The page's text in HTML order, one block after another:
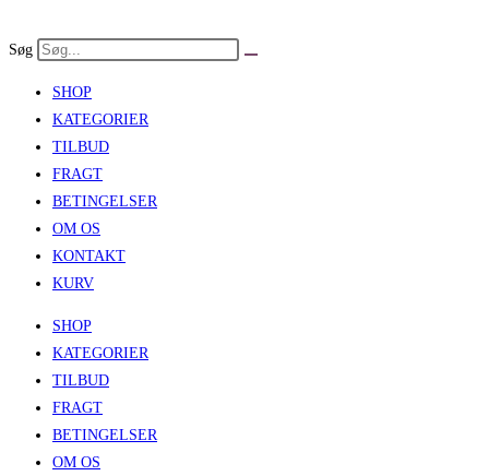
to
Søg
SHOP
KATEGORIER
TILBUD
FRAGT
BETINGELSER
OM OS
KONTAKT
KURV
SHOP
KATEGORIER
TILBUD
FRAGT
BETINGELSER
OM OS